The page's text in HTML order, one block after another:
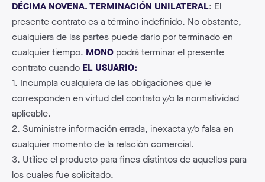
DÉCIMA NOVENA. TERMINACIÓN UNILATERAL: El
presente contrato es a término indefinido. No obstante,
cualquiera de las partes puede darlo por terminado en
cualquier tiempo. MONO podrá terminar el presente
contrato cuando EL USUARIO:
1. Incumpla cualquiera de las obligaciones que le
corresponden en virtud del contrato y/o la normatividad
aplicable.
2. Suministre información errada, inexacta y/o falsa en
cualquier momento de la relación comercial.
3. Utilice el producto para fines distintos de aquellos para
los cuales fue solicitado.